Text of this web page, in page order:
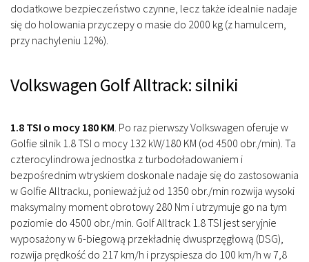
dodatkowe bezpieczeństwo czynne, lecz także idealnie nadaje
się do holowania przyczepy o masie do 2000 kg (z hamulcem,
przy nachyleniu 12%).
Volkswagen Golf Alltrack: silniki
1.8 TSI o mocy 180 KM Po raz pierwszy Volkswagen oferuje w
Golfie silnik 1.8 TSI o mocy 132 kW/180 KM (od 4500 obr./min). Ta
czterocylindrowa jednostka z turbodoładowaniem i
bezpośrednim wtryskiem doskonale nadaje się do zastosowania
w Golfie Alltracku, ponieważ już od 1350 obr./min rozwija wysoki
maksymalny moment obrotowy 280 Nm i utrzymuje go na tym
poziomie do 4500 obr./min. Golf Alltrack 1.8 TSI jest seryjnie
wyposażony w 6-biegową przekładnię dwusprzęgłową (DSG),
rozwija prędkość do 217 km/h i przyspiesza do 100 km/h w 7,8